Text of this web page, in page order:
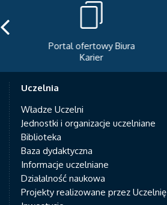
Portal ofertowy Biura
Karier
Uczelnia
Władze Uczelni
Jednostki i organizacje uczelniane
Biblioteka
Baza dydaktyczna
Informacje uczelniane
Działalność naukowa
Projekty realizowane przez Uczelnię